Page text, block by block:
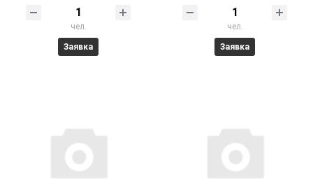
чел.
Заявка
чел.
Заявка